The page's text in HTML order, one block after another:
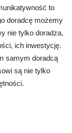
to
doradcę możemy
nie tylko doradza,
ich inwestycję.
samym doradcą
są nie tylko